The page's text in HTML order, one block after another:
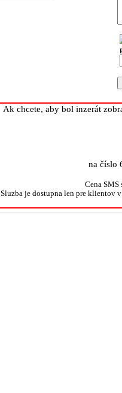
Ak chcete, aby bol inzerát
na číslo
Cena SMS
Sluzba je dostupna len pre klientov